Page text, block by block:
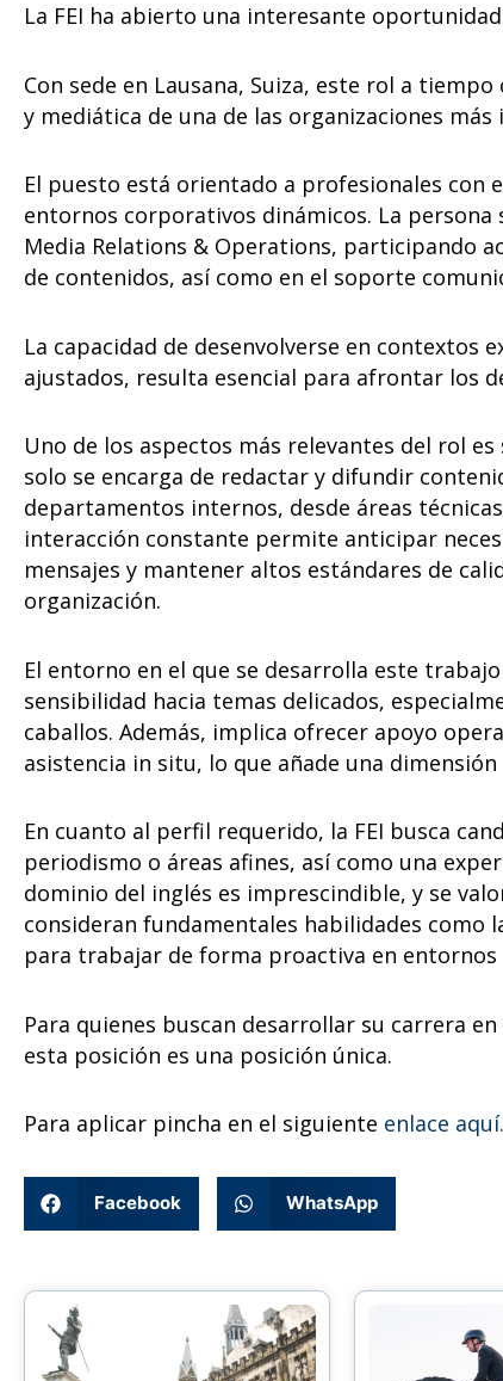
La FEI ha abierto una interesante
Con sede en Lausana, Suiza, este rol a
y mediática de una de las organizaciones
El puesto está orientado a profesionales con
entornos corporativos dinámicos. La
Media Relations & Operations, participando
de contenidos, así como en el soporte
La capacidad de desenvolverse en
ajustados, resulta esencial para afrontar los
Uno de los aspectos más relevantes del rol
solo se encarga de redactar y difundir
departamentos internos, desde áreas
interacción constante permite anticipar
mensajes y mantener altos estándares de
organización.
El entorno en el que se desarrolla este
sensibilidad hacia temas delicados,
caballos. Además, implica ofrecer apoyo
asistencia in situ, lo que añade una
En cuanto al perfil requerido, la FEI busca
periodismo o áreas afines, así como una
dominio del inglés es imprescindible, y se
consideran fundamentales habilidades como
para trabajar de forma proactiva en entornos
Para quienes buscan desarrollar su carrera
esta posición es una posición única.
Para aplicar pincha en el siguiente enlace aquí.
Facebook WhatsApp